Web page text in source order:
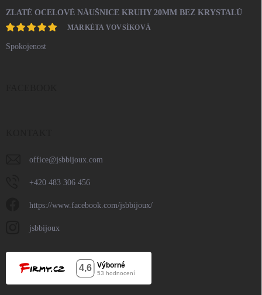
ZLATÉ OCELOVÉ NÁUŠNICE KRUHY 20MM BEZ KRYSTALŮ
MARKÉTA VOVSÍKOVÁ
Spokojenost
office@jsbbijoux.com
+420 483 306 456
https://www.facebook.com/jsbbijoux/
jsbbijoux